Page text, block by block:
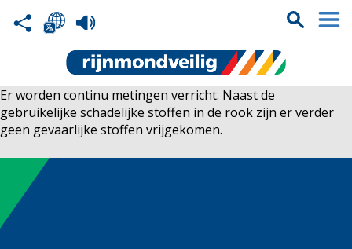
Er worden continu metingen verricht. Naast de
gebruikelijke schadelijke stoffen in de rook zijn er verder
geen gevaarlijke stoffen vrijgekomen.